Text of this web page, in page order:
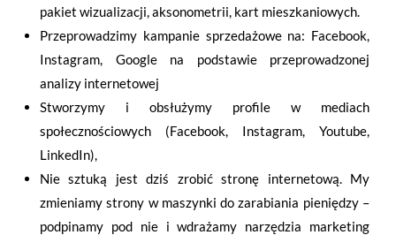
pakiet wizualizacji, aksonometrii, kart mieszkaniowych.
Przeprowadzimy kampanie sprzedażowe na: Facebook,
Instagram, Google na podstawie przeprowadzonej
analizy internetowej
Stworzymy i obsłużymy profile w mediach
społecznościowych (Facebook, Instagram, Youtube,
LinkedIn),
Nie sztuką jest dziś zrobić stronę internetową. My
zmieniamy strony w maszynki do zarabiania pieniędzy –
podpinamy pod nie i wdrażamy narzędzia marketing